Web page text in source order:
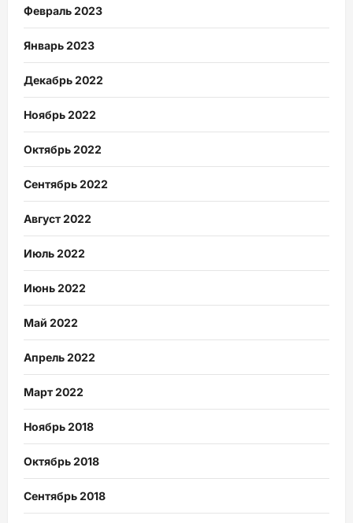
Февраль 2023
Январь 2023
Декабрь 2022
Ноябрь 2022
Октябрь 2022
Сентябрь 2022
Август 2022
Июль 2022
Июнь 2022
Май 2022
Апрель 2022
Март 2022
Ноябрь 2018
Октябрь 2018
Сентябрь 2018